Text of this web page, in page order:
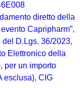
diretto della
Capripharm”,
del D.Lgs. 36/2023,
Elettronico della
per un importo
esclusa), CIG